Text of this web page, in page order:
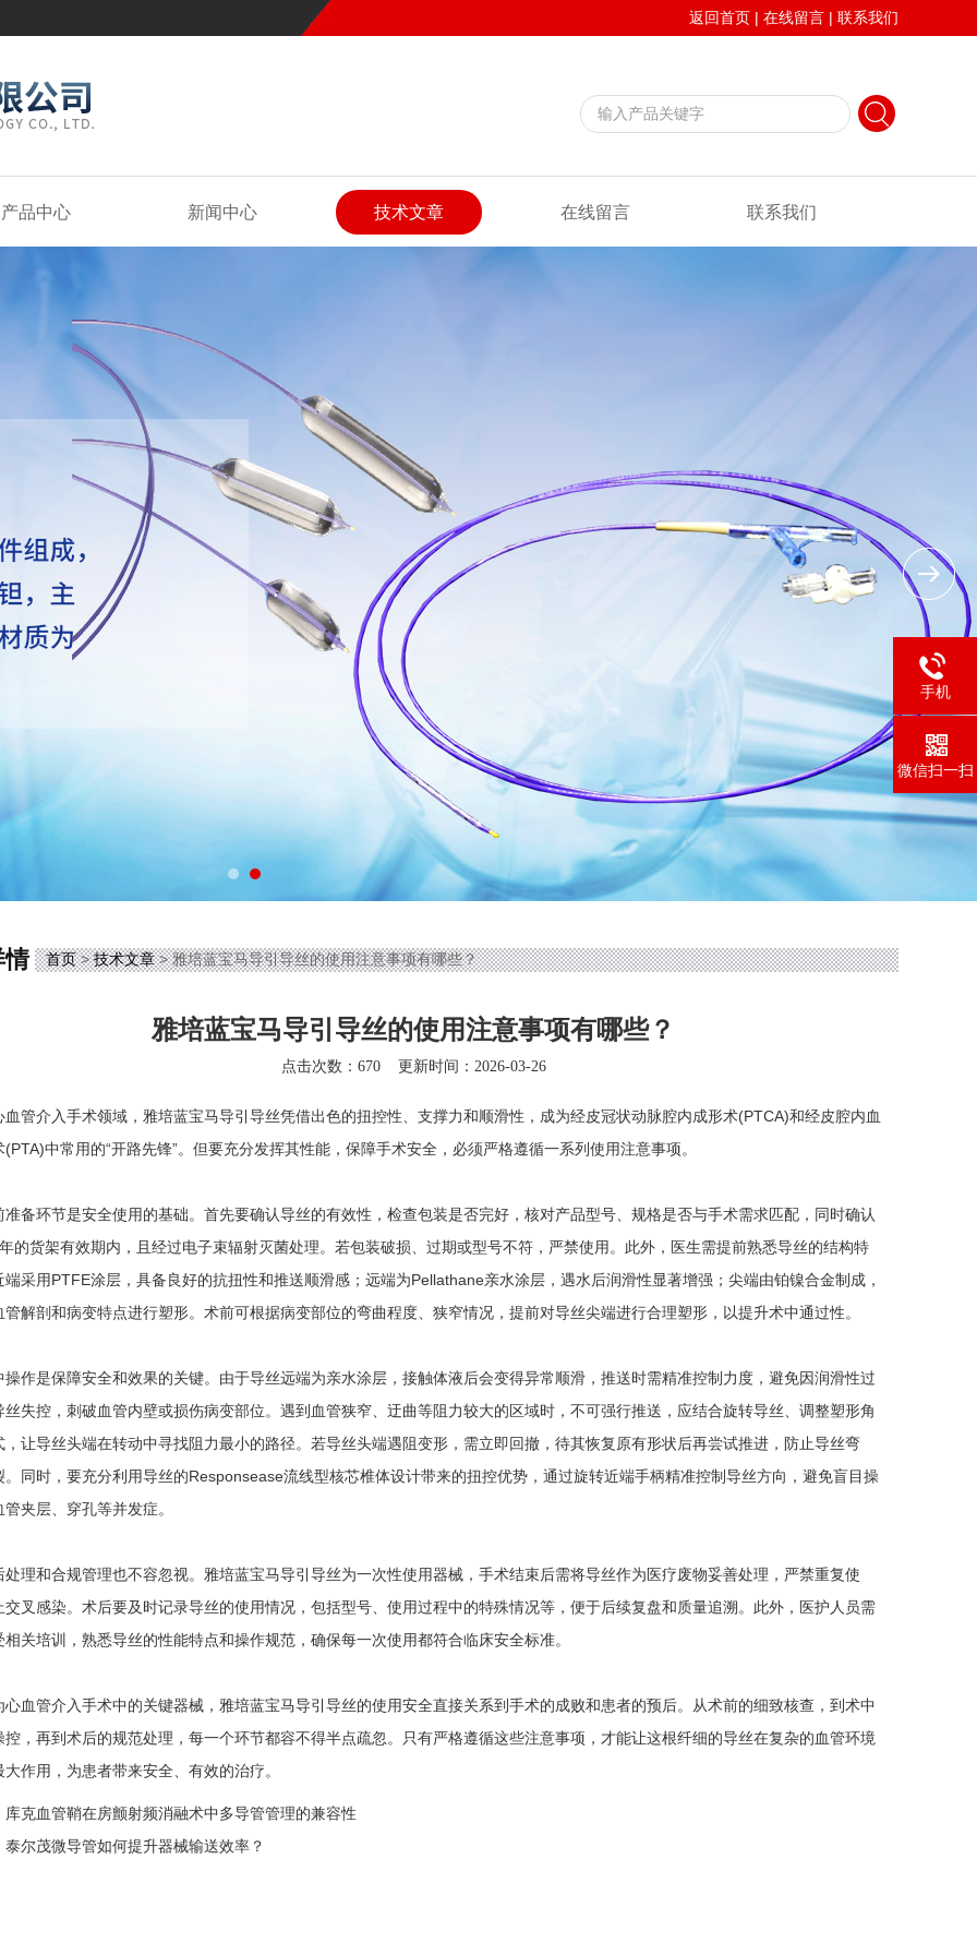
返回首页 | 在线留言 | 联系我们
产品中心 新闻中心 技术文章 在线留言 联系我们
情 首页>技术文章> 雅培蓝宝马导引导丝的使用注意事项有哪些？
雅培蓝宝马导引导丝的使用注意事项有哪些？
点击次数：670 更新时间：2026-03-26
介入手术领域，雅培蓝宝马导引导丝凭借出色的扭控性、支撑力和顺滑性，成为经皮冠状动脉腔内成形术(PTCA)和经皮腔内血
(PTA)中常用的“开路先锋”。但要充分发挥其性能，保障手术安全，必须严格遵循一系列使用注意事项。
环节是安全使用的基础。首先要确认导丝的有效性，检查包装是否完好，核对产品型号、规格是否与手术需求匹配，同时确认
的货架有效期内，且经过电子束辐射灭菌处理。若包装破损、过期或型号不符，严禁使用。此外，医生需提前熟悉导丝的结构特
端采用PTFE涂层，具备良好的抗扭性和推送顺滑感；远端为Pellathane亲水涂层，遇水后润滑性显著增强；尖端由铂镍合金制成，
管解剖和病变特点进行塑形。术前可根据病变部位的弯曲程度、狭窄情况，提前对导丝尖端进行合理塑形，以提升术中通过性。
是保障安全和效果的关键。由于导丝远端为亲水涂层，接触体液后会变得异常顺滑，推送时需精准控制力度，避免因润滑性过
丝失控，刺破血管内壁或损伤病变部位。遇到血管狭窄、迂曲等阻力较大的区域时，不可强行推送，应结合旋转导丝、调整塑形角
，让导丝头端在转动中寻找阻力最小的路径。若导丝头端遇阻变形，需立即回撤，待其恢复原有形状后再尝试推进，防止导丝弯
。同时，要充分利用导丝的Responsease流线型核芯椎体设计带来的扭控优势，通过旋转近端手柄精准控制导丝方向，避免盲目操
夹层、穿孔等并发症。
和合规管理也不容忽视。雅培蓝宝马导引导丝为一次性使用器械，手术结束后需将导丝作为医疗废物妥善处理，严禁重复使
交叉感染。术后要及时记录导丝的使用情况，包括型号、使用过程中的特殊情况等，便于后续复盘和质量追溯。此外，医护人员需
相关培训，熟悉导丝的性能特点和操作规范，确保每一次使用都符合临床安全标准。
管介入手术中的关键器械，雅培蓝宝马导引导丝的使用安全直接关系到手术的成败和患者的预后。从术前的细致核查，到术中
控，再到术后的规范处理，每一个环节都容不得半点疏忽。只有严格遵循这些注意事项，才能让这根纤细的导丝在复杂的血管环境
作用，为患者带来安全、有效的治疗。
库克血管鞘在房颤射频消融术中多导管管理的兼容性
泰尔茂微导管如何提升器械输送效率？
手机
微信扫一扫